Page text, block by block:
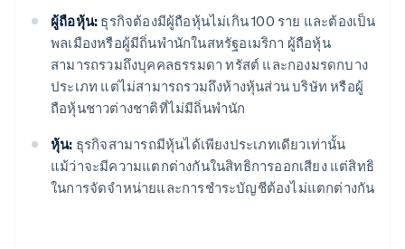
ผู้ถือหุ้น: ธุรกิจต้องมีผู้ถือหุ้นไม่เกิน 100 ราย และต้องเป็น
พลเมืองหรือผู้มีถิ่นพำนักในสหรัฐอเมริกา ผู้ถือหุ้น
สามารถรวมถึงบุคคลธรรมดา ทรัสต์ และกองมรดกบาง
ประเภท แต่ไม่สามารถรวมถึงห้างหุ้นส่วน บริษัท หรือผู้
ถือหุ้นชาวต่างชาติที่ไม่มีถิ่นพำนัก
หุ้น: ธุรกิจสามารถมีหุ้นได้เพียงประเภทเดียวเท่านั้น
แม้ว่าจะมีความแตกต่างกันในสิทธิการออกเสียง แต่สิทธิ
ในการจัดจำหน่ายและการชำระบัญชีต้องไม่แตกต่างกัน